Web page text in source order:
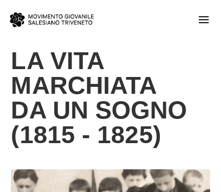
LA VITA
MARCHIATA
DA UN SOGNO
(1815 - 1825)